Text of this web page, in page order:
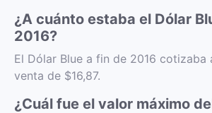
¿A cuánto estaba el Dólar
2016?
El Dólar Blue a fin de 2016 cotizaba
venta de $16,87.
¿Cuál fue el valor máximo